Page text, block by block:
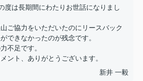
度は長期間にわたりお世話になりまし
ご協力をいただいたのにリースバック
できなかったのが残念です。
不足です。
ント、ありがとうございます。
新井 一毅